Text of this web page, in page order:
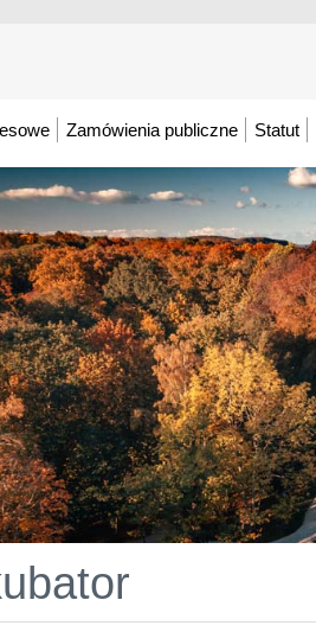
Zamówienia publiczne Statut